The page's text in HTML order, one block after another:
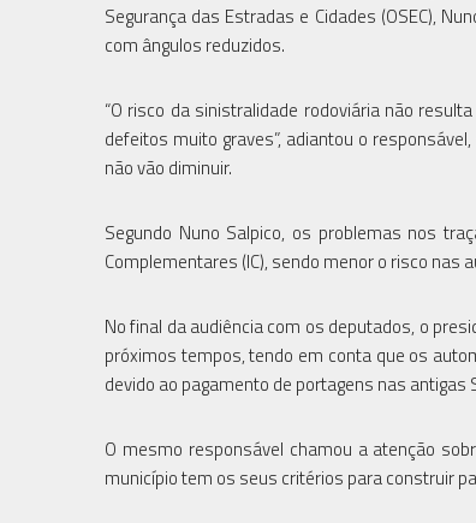
Segurança das Estradas e Cidades (OSEC),
com ângulos reduzidos.
“O risco da sinistralidade rodoviária não
defeitos muito graves”, adiantou o
não vão diminuir.
Segundo Nuno Salpico, os problemas nos
Complementares (IC), sendo menor o risco nas
No final da audiência com os deputados, o
próximos tempos, tendo em conta que os
devido ao pagamento de portagens nas antigas
O mesmo responsável chamou a atenção
município tem os seus critérios para construir